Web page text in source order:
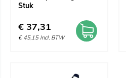
Stuk
€ 37,31
€ 45,15 Incl. BTW